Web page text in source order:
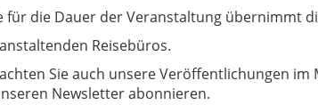
für die Dauer der Veranstaltung übernimmt
Reisebüros.
Sie auch unsere Veröffentlichungen
Newsletter abonnieren.